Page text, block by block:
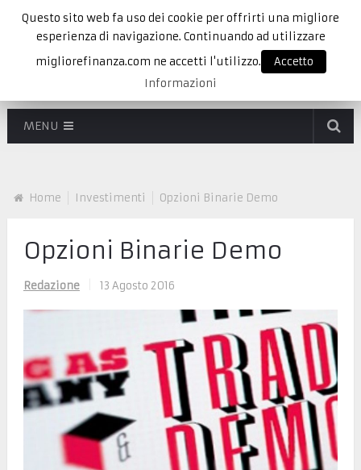
MENU
Home Investimenti Opzioni Binarie Demo
Opzioni Binarie Demo
Redazione 13 Agosto 2016
Questo sito web fa uso dei cookie per offrirti una migliore
esperienza di navigazione. Continuando ad utilizzare
migliorefinanza.com ne accetti l'utilizzo.
Accetto
Informazioni